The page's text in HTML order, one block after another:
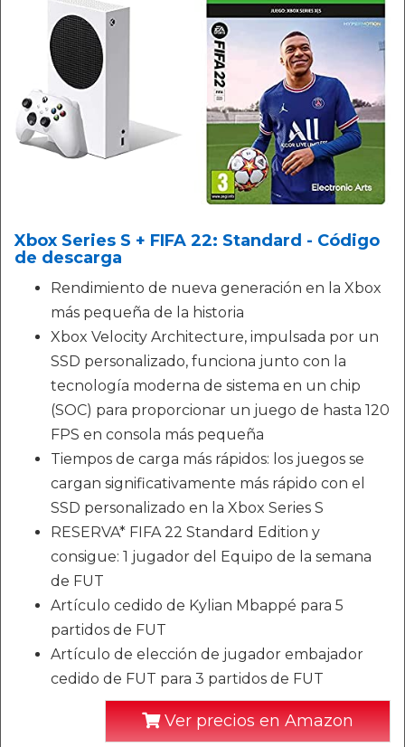
Xbox Series S + FIFA 22: Standard - Código
de descarga
Rendimiento de nueva generación en la Xbox
más pequeña de la historia
Xbox Velocity Architecture, impulsada por un
SSD personalizado, funciona junto con la
tecnología moderna de sistema en un chip
(SOC) para proporcionar un juego de hasta 120
FPS en consola más pequeña
Tiempos de carga más rápidos: los juegos se
cargan significativamente más rápido con el
SSD personalizado en la Xbox Series S
RESERVA* FIFA 22 Standard Edition y
consigue: 1 jugador del Equipo de la semana
de FUT
Artículo cedido de Kylian Mbappé para 5
partidos de FUT
Artículo de elección de jugador embajador
cedido de FUT para 3 partidos de FUT
Ver precios en Amazon